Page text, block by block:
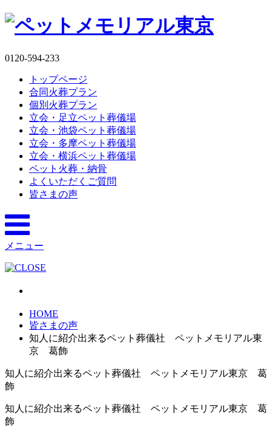
0120-594-233
トップページ
合同火葬プラン
個別火葬プラン
立会・足立ペット葬儀場
立会・池袋ペット葬儀場
立会・多摩ペット葬儀場
立会・横浜ペット葬儀場
ペット火葬・納骨
よくいただくご質問
皆さまの声
メニュー
HOME
皆さまの声
知人に紹介出来るペット葬儀社 ペットメモリアル東
京 葛飾
知人に紹介出来るペット葬儀社 ペットメモリアル東京 葛
飾
知人に紹介出来るペット葬儀社 ペットメモリアル東京 葛
飾